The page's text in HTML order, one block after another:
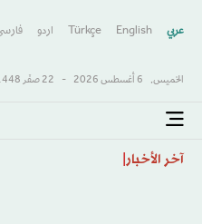
عربي English
Türkçe اردو
الخميس, 6 أغسطس 2026 - 22 صفَر 1448 هـ
آخر الأخبار